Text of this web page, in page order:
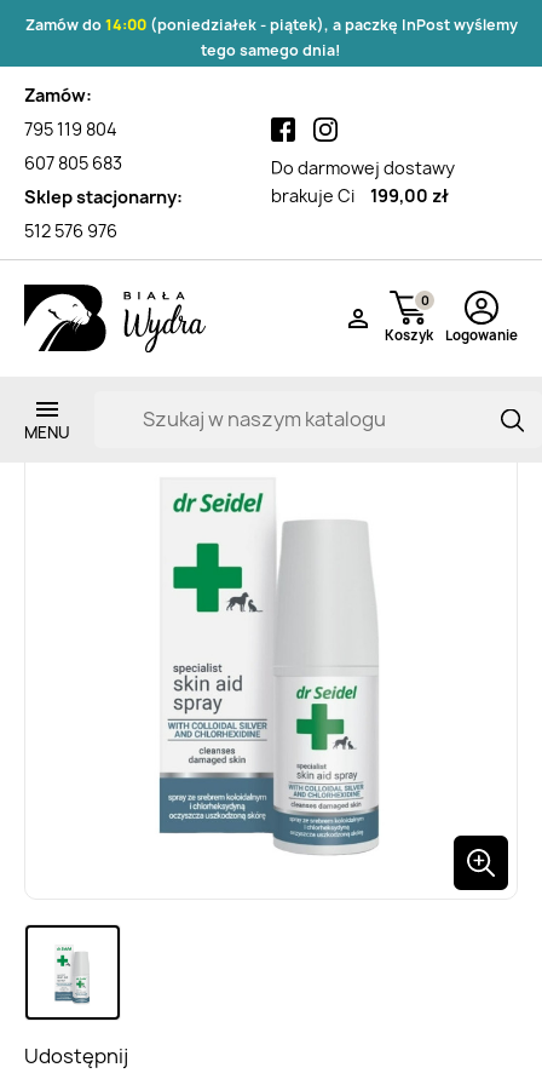
Zamów do14:00(poniedziałek - piątek), a paczkę InPost wyślemy
tego samego dnia!
Zamów:
795 119 804
607 805 683
Sklep stacjonarny:
512 576 976
Do darmowej dostawy
brakuje Ci
199,00 zł

Koszyk
0
Logowanie
Udostępnij